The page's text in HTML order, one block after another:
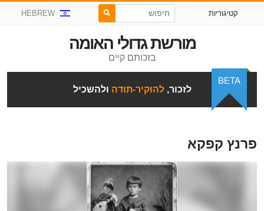
קטיגוריות HEBREW
מורשת גדולי האומה
בזכותם קיים
לזכור,להוקיר-תודה ולהשכיל
BETA
פרנץ קפקא